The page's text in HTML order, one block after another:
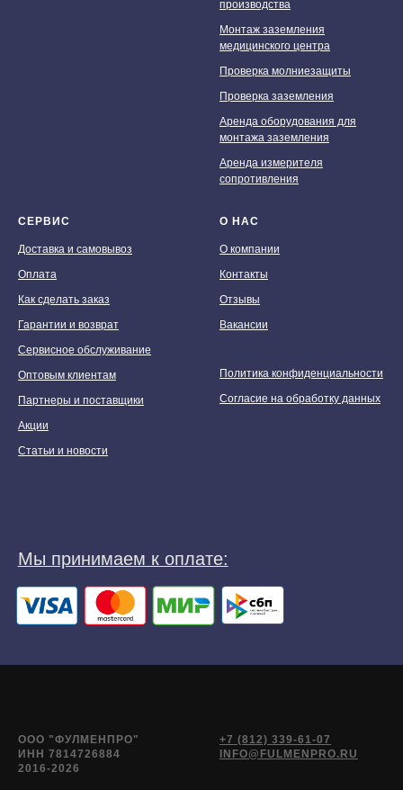
производства
Монтаж заземления
медицинского центра
Проверка молниезащиты
Проверка заземления
Аренда оборудования для
монтажа заземления
Аренда измерителя
сопротивления
СЕРВИС
Доставка и самовывоз
Оплата
Как сделать заказ
Гарантии и возврат
Сервисное обслуживание
Оптовым клиентам
Партнеры и поставщики
Акции
Статьи и новости
О НАС
О компании
Контакты
Отзывы
Вакансии
Политика конфиденциальности
Согласие на обработку данных
ООО "ФУЛМЕНПРО"
ИНН 7814726884
2016-2026
+7 (812) 339-61-07
INFO@FULMENPRO.RU